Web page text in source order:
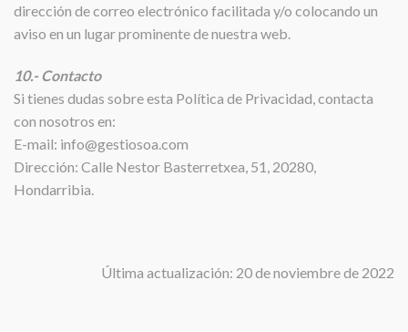
dirección de correo electrónico facilitada y/o colocando un
aviso en un lugar prominente de nuestra web.
10.- Contacto
Si tienes dudas sobre esta Política de Privacidad, contacta
con nosotros en:
E-mail: info@gestiosoa.com
Dirección: Calle Nestor Basterretxea, 51, 20280,
Hondarribia.
Última actualización: 20 de noviembre de 2022